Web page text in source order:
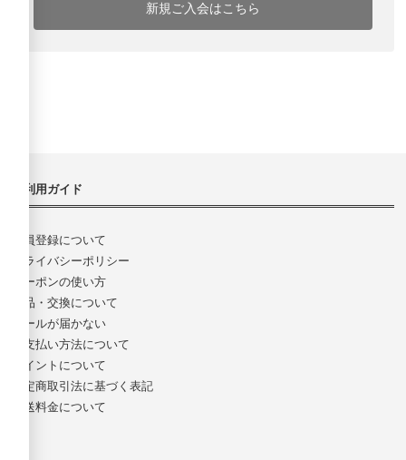
新規ご入会はこちら
ご利用ガイド
会員登録について
プライバシーポリシー
クーポンの使い方
返品・交換について
メールが届かない
お支払い方法について
ポイントについて
特定商取引法に基づく表記
配送料金について